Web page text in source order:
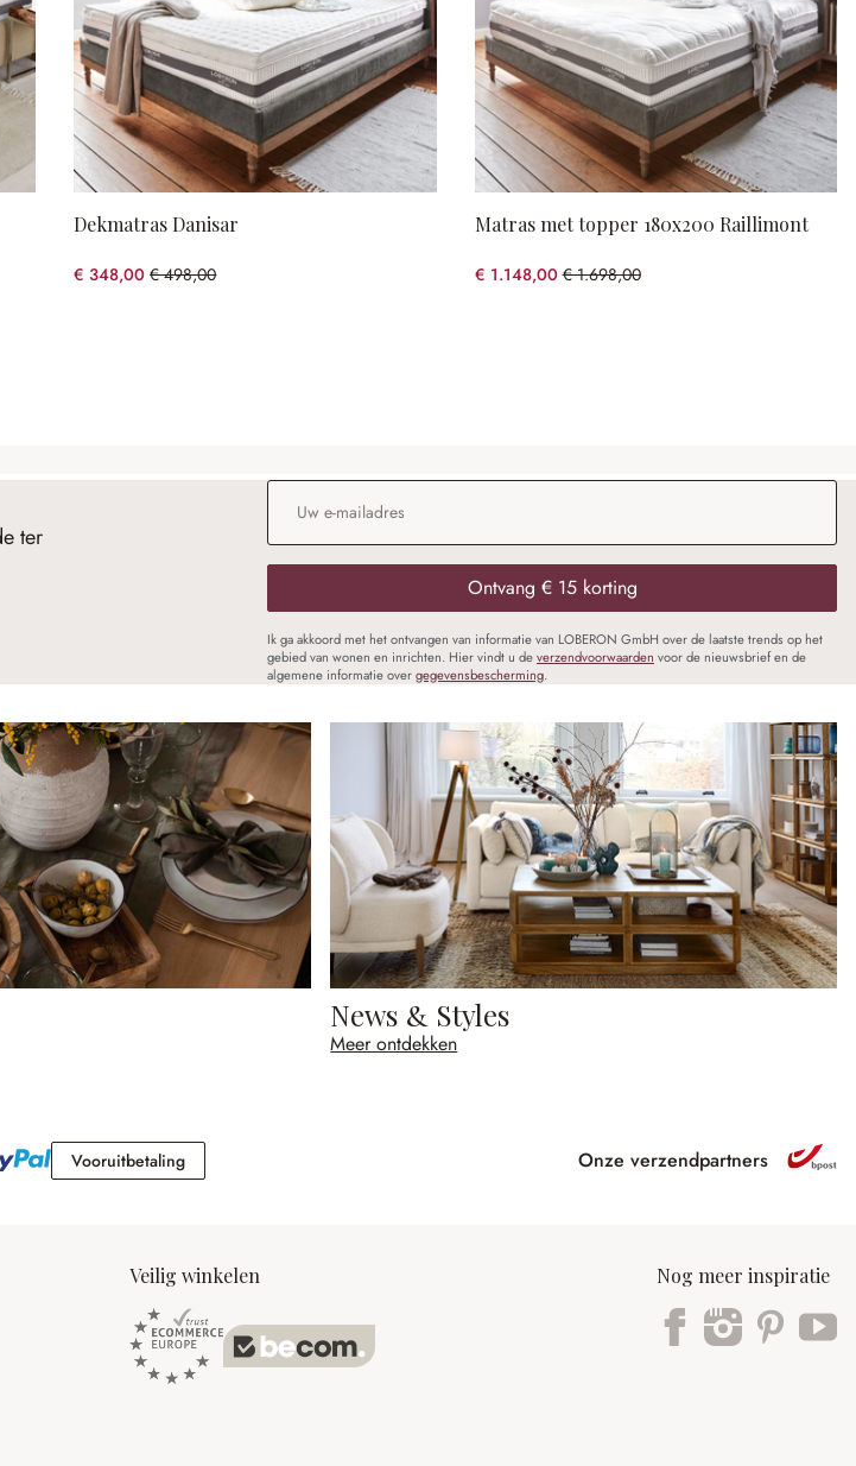
Dekmatras Danisar
€ 348,00€ 498,00
(30.12% gespart)
Matras met topper 180x200 Raillimont
€ 1.148,00€ 1.698,00
(32.39% gespart)
ter
E-mailadres*
Ontvang € 15 korting
Ik ga akkoord met het ontvangen van informatie van LOBERON GmbH over de laatste trends op het
gebied van wonen en inrichten. Hier vindt u deverzendvoorwaarden voor de nieuwsbrief en de
algemene informatie overgegevensbescherming.
News & Styles
Meer ontdekken
VooruitbetalingVooruitbetaling Onze verzendpartners
Veilig winkelen Nog meer inspiratie